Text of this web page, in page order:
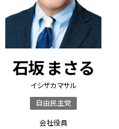
石坂 まさる
イシザカ マサル
自由民主党
会社役員